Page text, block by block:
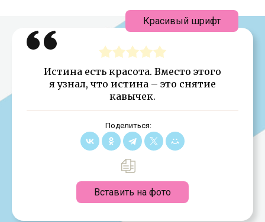
Истина есть красота. Вместо этого
я узнал, что истина – это снятие
кавычек.
Поделиться:
Вставить на фото
Красивый шрифт